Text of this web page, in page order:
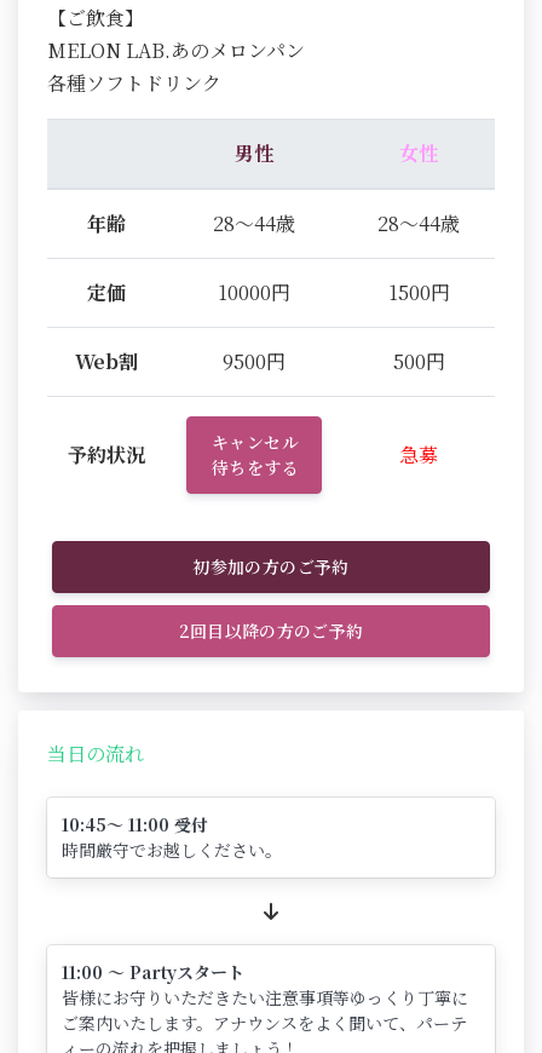
【ご飲食】
MELON LAB.あのメロンパン
各種ソフトドリンク
男性 女性
年齢 28～44歳 28～44歳
定価 10000円 1500円
Web割 9500円 500円
予約状況
キャンセル
待ちをする
急募
初参加の方のご予約
2回目以降の方のご予約
当日の流れ
10:45～ 11:00 受付
時間厳守でお越しください。
11:00 ～ Partyスタート
皆様にお守りいただきたい注意事項等ゆっくり丁寧に
ご案内いたします。アナウンスをよく聞いて、パーテ